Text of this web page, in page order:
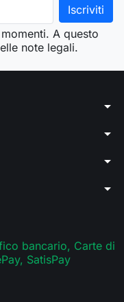
A questo
note legali.
arrow_drop_down
arrow_drop_down
arrow_drop_down
arrow_drop_down
bancario, Carte di
SatisPay